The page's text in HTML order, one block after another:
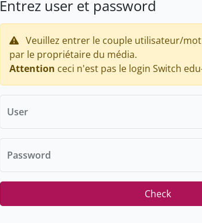
Entrez user et password
Veuillez entrer le couple utilisateur/
par le propriétaire du média.
Attention ceci n'est pas le login Switch
User
Password
Check